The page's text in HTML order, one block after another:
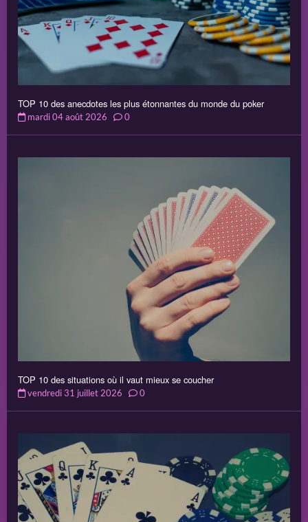
TOP 10 des anecdotes les plus étonnantes du monde du poker
mardi 04 août 2026 0
TOP 10 des situations où il vaut mieux se coucher
vendredi 31 juillet 2026 0